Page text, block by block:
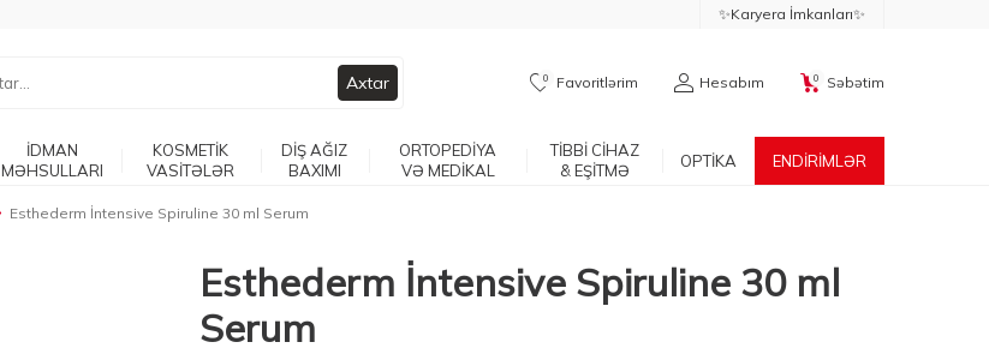
✨Karyera İmkanları✨
Axtar 0 Favoritlərim Hesabım 0 Səbətim
İDMAN
MƏHSULLARI
KOSMETİK
VASİTƏLƏR
DİŞ AĞIZ
BAXIMI
ORTOPEDİYA
VƏ MEDİKAL
TİBBİ CİHAZ
& EŞİTMƏ
OPTİKA ENDİRİMLƏR
Esthederm İntensive Spiruline 30 ml Serum
Esthederm İntensive Spiruline 30 ml
Serum